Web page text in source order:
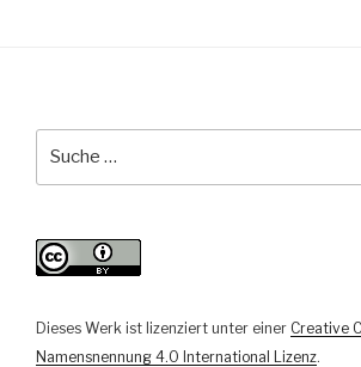
Dieses Werk ist lizenziert unter einer Creative
Namensnennung 4.0 International Lizenz.